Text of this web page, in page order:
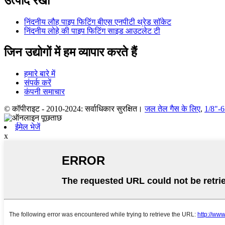
निंदनीय लौह पाइप फिटिंग बीएस एनपीटी थ्रेड सॉकेट
निंदनीय लोहे की पाइप फिटिंग साइड आउटलेट टी
जिन उद्योगों में हम व्यापार करते हैं
हमारे बारे में
संपर्क करें
कंपनी समाचार
© कॉपीराइट - 2010-2024: सर्वाधिकार सुरक्षित। जल तेल गैस के लिए, 1/8"-
ईमेल भेजें
x